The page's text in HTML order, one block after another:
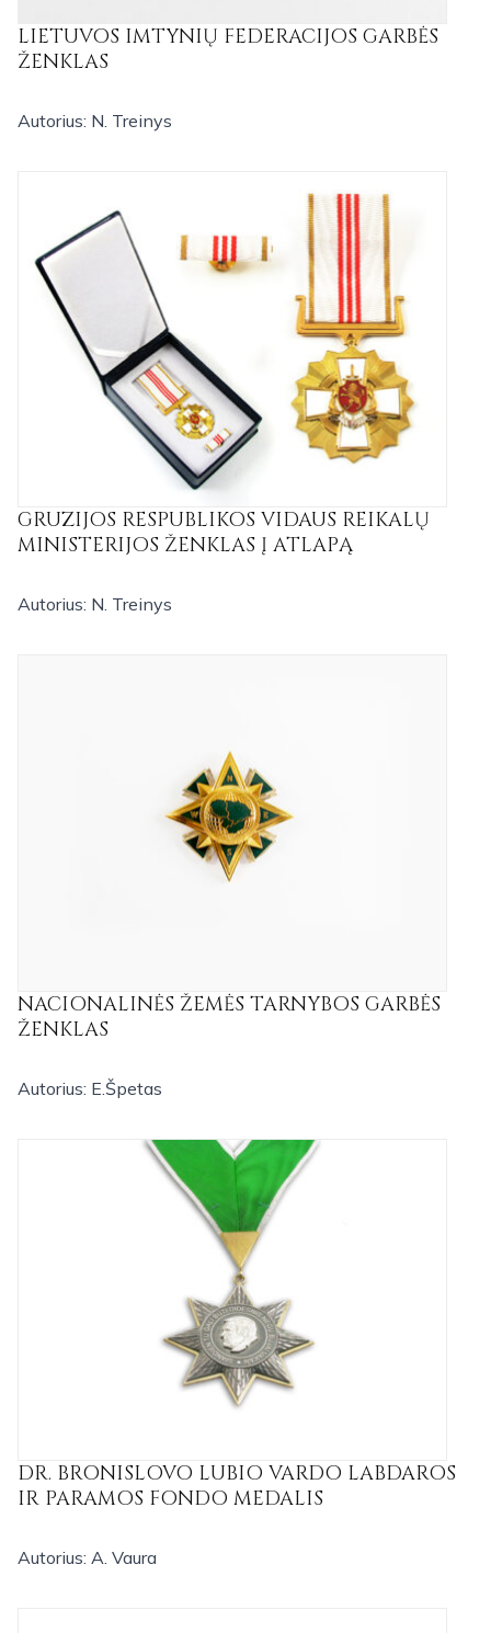
LIETUVOS IMTYNIŲ FEDERACIJOS GARBĖS
ŽENKLAS
Autorius: N. Treinys
GRUZIJOS RESPUBLIKOS VIDAUS REIKALŲ
MINISTERIJOS ŽENKLAS Į ATLAPĄ
Autorius: N. Treinys
NACIONALINĖS ŽEMĖS TARNYBOS GARBĖS
ŽENKLAS
Autorius: E.Špetas
DR. BRONISLOVO LUBIO VARDO LABDAROS
IR PARAMOS FONDO MEDALIS
Autorius: A. Vaura